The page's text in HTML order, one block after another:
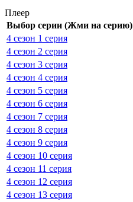
Плеер
Выбор серии (Жми на серию)
4 сезон 1 серия
4 сезон 2 серия
4 сезон 3 серия
4 сезон 4 серия
4 сезон 5 серия
4 сезон 6 серия
4 сезон 7 серия
4 сезон 8 серия
4 сезон 9 серия
4 сезон 10 серия
4 сезон 11 серия
4 сезон 12 серия
4 сезон 13 серия